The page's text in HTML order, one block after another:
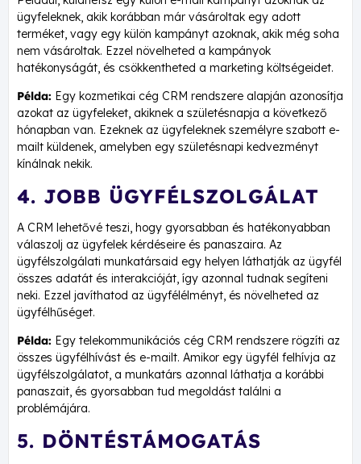
ügyfeleknek, akik korábban már vásároltak egy adott
terméket, vagy egy külön kampányt azoknak, akik még soha
nem vásároltak. Ezzel növelheted a kampányok
hatékonyságát, és csökkentheted a marketing költségeidet.
Példa: Egy kozmetikai cég CRM rendszere alapján azonosítja
azokat az ügyfeleket, akiknek a születésnapja a következő
hónapban van. Ezeknek az ügyfeleknek személyre szabott e-
mailt küldenek, amelyben egy születésnapi kedvezményt
kínálnak nekik.
4. JOBB ÜGYFÉLSZOLGÁLAT
A CRM lehetővé teszi, hogy gyorsabban és hatékonyabban
válaszolj az ügyfelek kérdéseire és panaszaira. Az
ügyfélszolgálati munkatársaid egy helyen láthatják az ügyfél
összes adatát és interakcióját, így azonnal tudnak segíteni
neki. Ezzel javíthatod az ügyfélélményt, és növelheted az
ügyfélhűséget.
Példa: Egy telekommunikációs cég CRM rendszere rögzíti az
összes ügyfélhívást és e-mailt. Amikor egy ügyfél felhívja az
ügyfélszolgálatot, a munkatárs azonnal láthatja a korábbi
panaszait, és gyorsabban tud megoldást találni a
problémájára.
5. DÖNTÉSTÁMOGATÁS